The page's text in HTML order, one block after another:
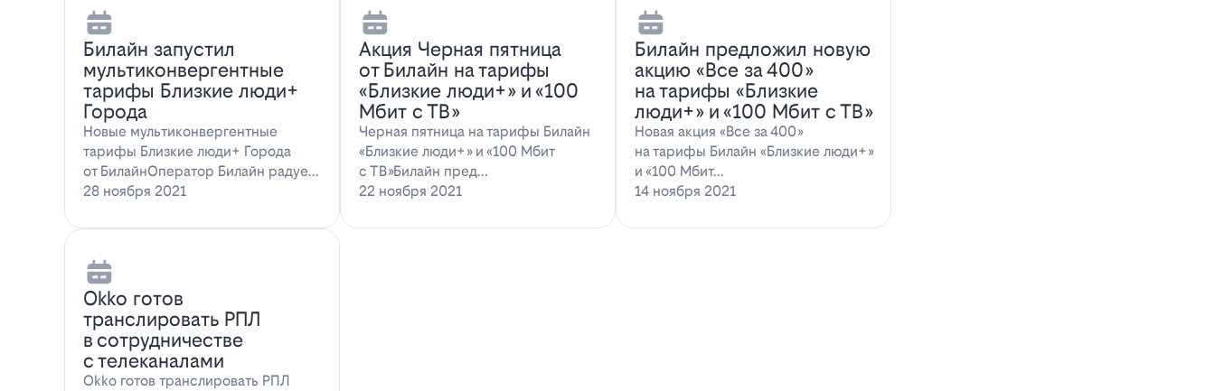
Билайн запустил
мультиконвергентные
тарифы Близкие люди+
Города
Новые мультиконвергентные
тарифы Близкие люди+ Города
от БилайнОператор Билайн радует
новых и действ…
28 ноября 2021
Акция Черная пятница
от Билайн на тарифы
«Близкие люди+» и «100
Мбит с ТВ»
Черная пятница на тарифы Билайн
«Близкие люди+» и «100 Мбит
с ТВ»Билайн пред…
22 ноября 2021
Билайн предложил новую
акцию «Все за 400»
на тарифы «Близкие
люди+» и «100 Мбит с ТВ»
Новая акция «Все за 400»
на тарифы Билайн «Близкие люди+»
и «100 Мбит…
14 ноября 2021
Оkko готов
транслировать РПЛ
в сотрудничестве
с телеканалами
Оkko готов транслировать РПЛ